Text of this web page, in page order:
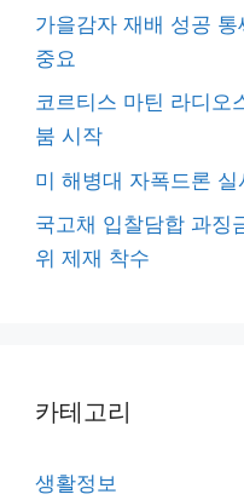
가을감자 재배 성공 통
중요
코르티스 마틴 라디오
붐 시작
미 해병대 자폭드론
국고채 입찰담합 과징
위 제재 착수
카테고리
생활정보